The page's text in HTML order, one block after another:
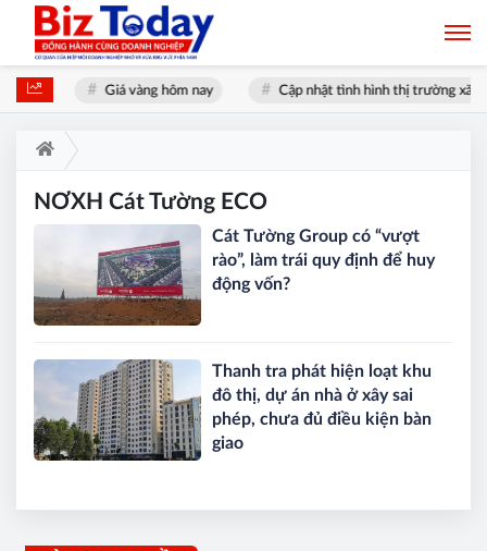
nhất Giá vàng hôm nay Cập nhật tình hình thị trường xăng
NƠXH Cát Tường ECO
Cát Tường Group có “vượt
rào”, làm trái quy định để huy
động vốn?
Thanh tra phát hiện loạt khu
đô thị, dự án nhà ở xây sai
phép, chưa đủ điều kiện bàn
giao